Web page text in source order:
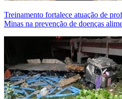
Treinamento fortalece atuação de
Minas na prevenção de doenças